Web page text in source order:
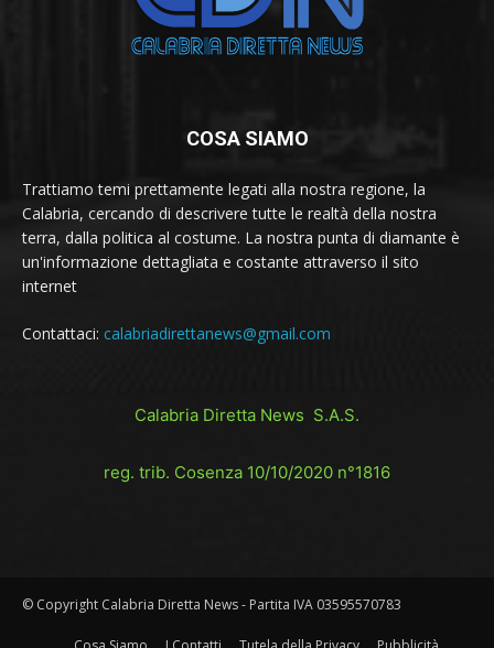
COSA SIAMO
Trattiamo temi prettamente legati alla nostra regione, la
Calabria, cercando di descrivere tutte le realtà della nostra
terra, dalla politica al costume. La nostra punta di diamante è
un'informazione dettagliata e costante attraverso il sito
internet
Contattaci: calabriadirettanews@gmail.com
Calabria Diretta News S.A.S.
reg. trib. Cosenza 10/10/2020 n°1816
© Copyright Calabria Diretta News - Partita IVA 03595570783